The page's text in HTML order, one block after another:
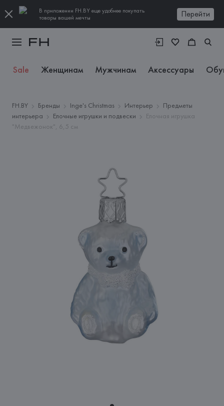
В приложении FH.BY еще удобнее покупать
товары вашей мечты
Перейти
Sale Женщинам Мужчинам Аксессуары
FH.BY Бренды Inge's Christmas Интерьер
Предметы
интерьера
Елочные игрушки и подвески
Елочная игрушка
"Медвежонок", 6,5 см